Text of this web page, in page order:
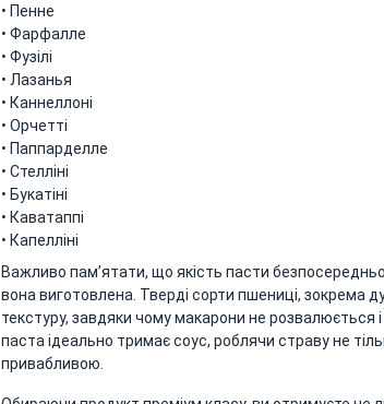
• Пенне
• Фарфалле
• Фузілі
• Лазанья
• Каннеллоні
• Орчетті
• Паппарделле
• Стелліні
• Букатіні
• Каватаппі
• Капелліні
Важливо пам’ятати, що якість пасти
вона виготовлена. Тверді сорти пшениці, зокрема
текстуру, завдяки чому макарони не розвалюється
паста ідеально тримає соус, роблячи страву не
привабливою.